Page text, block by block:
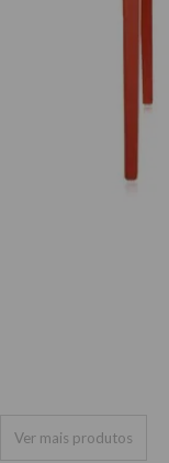
Ver mais produtos